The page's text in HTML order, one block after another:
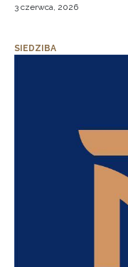
3 czerwca, 2026
SIEDZIBA